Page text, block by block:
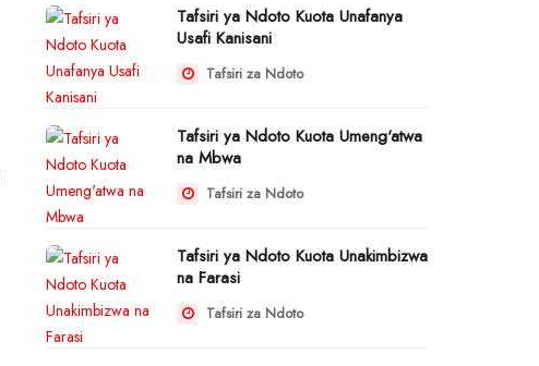
Tafsiri ya Ndoto Kuota Unafanya
Usafi Kanisani
Tafsiri za Ndoto
Tafsiri ya Ndoto Kuota Umeng'atwa
na Mbwa
Tafsiri za Ndoto
Tafsiri ya Ndoto Kuota Unakimbizwa
na Farasi
Tafsiri za Ndoto